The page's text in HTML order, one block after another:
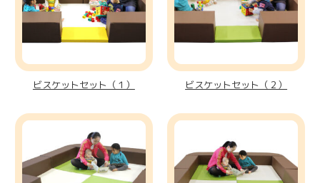
ビスケットセット（１） ビスケットセット（２）